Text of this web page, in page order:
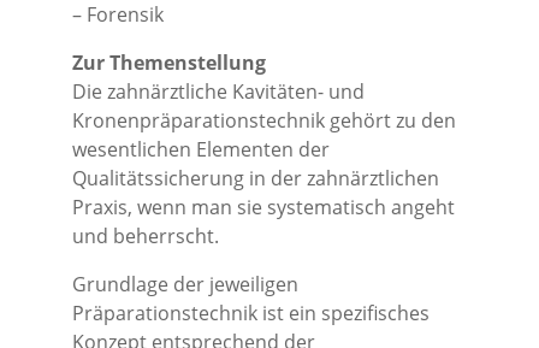
– Forensik
Zur Themenstellung
Die zahnärztliche Kavitäten- und
Kronenpräparationstechnik gehört zu den
wesentlichen Elementen der
Qualitätssicherung in der zahnärztlichen
Praxis, wenn man sie systematisch angeht
und beherrscht.
Grundlage der jeweiligen
Präparationstechnik ist ein spezifisches
Konzept entsprechend der